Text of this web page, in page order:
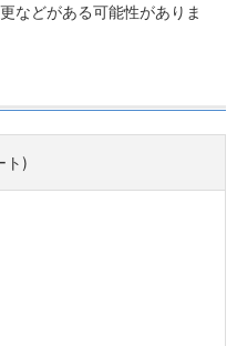
などがある可能性がありま
ト)